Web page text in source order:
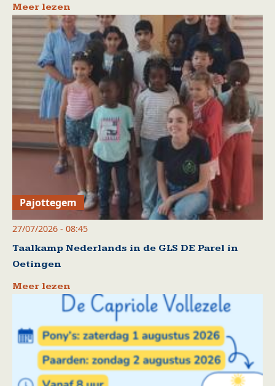
Meer lezen
Pajottegem
27/07/2026 - 08:45
Taalkamp Nederlands in de GLS DE Parel in
Oetingen
Meer lezen